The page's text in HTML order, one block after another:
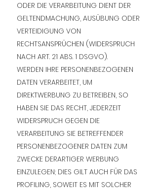
ODER DIE VERARBEITUNG DIENT DER
GELTENDMACHUNG, AUSÜBUNG ODER
VERTEIDIGUNG VON
RECHTSANSPRÜCHEN (WIDERSPRUCH
NACH ART. 21 ABS. 1 DSGVO).
WERDEN IHRE PERSONENBEZOGENEN
DATEN VERARBEITET, UM
DIREKTWERBUNG ZU BETREIBEN, SO
HABEN SIE DAS RECHT, JEDERZEIT
WIDERSPRUCH GEGEN DIE
VERARBEITUNG SIE BETREFFENDER
PERSONENBEZOGENER DATEN ZUM
ZWECKE DERARTIGER WERBUNG
EINZULEGEN; DIES GILT AUCH FÜR DAS
PROFILING, SOWEIT ES MIT SOLCHER